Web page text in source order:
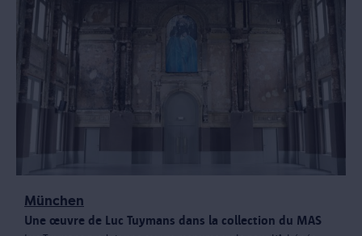
München
Une œuvre de Luc Tuymans dans la collection du MAS